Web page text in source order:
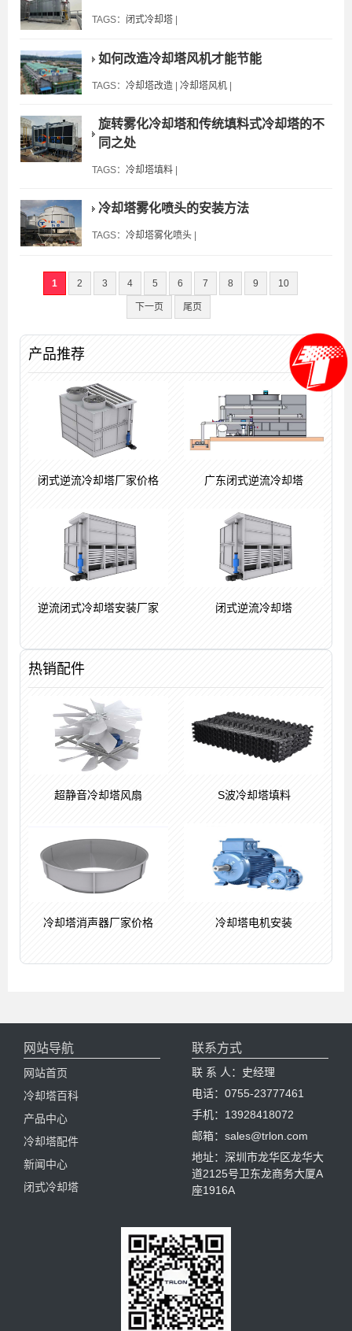
TAGS： 闭式冷却塔 |
如何改造冷却塔风机才能节能
TAGS： 冷却塔改造 冷却塔风机
旋转雾化冷却塔和传统填料式冷却塔的不
同之处
TAGS： 冷却塔填料
冷却塔雾化喷头的安装方法
TAGS： 冷却塔雾化喷头
1 2 3 4 5 6 7 8 9 10
下一页 尾页
产品推荐
闭式逆流冷却塔厂家价格 广东闭式逆流冷却塔
逆流闭式冷却塔安装厂家 闭式逆流冷却塔
热销配件
超静音冷却塔风扇 S波冷却塔填料
冷却塔消声器厂家价格 冷却塔电机安装
网站导航
网站首页
冷却塔百科
产品中心
冷却塔配件
新闻中心
闭式冷却塔
联系方式
联 系 人：史经理
电话：0755-23777461
手机：13928418072
邮箱：sales@trlon.com
地址：深圳市龙华区龙华大
道2125号卫东龙商务大厦A
座1916A